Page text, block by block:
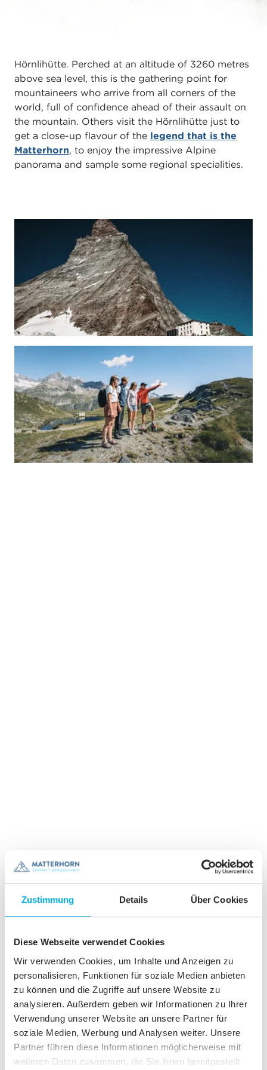
Zustimmung Details Über Cookies
Diese Webseite verwendet Cookies
Wir verwenden Cookies, um Inhalte und Anzeigen zu
personalisieren, Funktionen für soziale Medien anbieten
zu können und die Zugriffe auf unsere Website zu
analysieren. Außerdem geben wir Informationen zu Ihrer
Verwendung unserer Website an unsere Partner für
soziale Medien, Werbung und Analysen weiter. Unsere
Partner führen diese Informationen möglicherweise mit
weiteren Daten zusammen, die Sie ihnen bereitgestellt
Hörnlihütte. Perched at an altitude of 3260 metres
above sea level, this is the gathering point for
mountaineers who arrive from all corners of the
world, full of confidence ahead of their assault on
the mountain. Others visit the Hörnlihütte just to
get a close-up flavour of the legend that is the
Matterhorn, to enjoy the impressive Alpine
panorama and sample some regional specialities.